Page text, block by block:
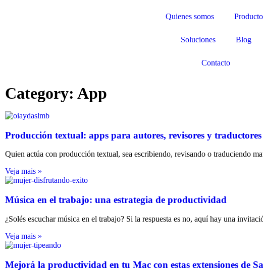
Quienes somos
Soluciones Blog
Contacto
Category: App
Producción textual: apps para autores, revisores y traductores
Quien actúa con producción textual, sea escribiendo, revisando o traduciendo
Veja mais »
Música en el trabajo: una estrategia de productividad
¿Solés escuchar música en el trabajo? Si la respuesta es no, aquí hay una
Veja mais »
Mejorá la productividad en tu Mac con estas extensiones de